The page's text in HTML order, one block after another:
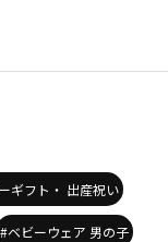
ギフト・ 出産祝い
#ベビーウェア 男の子